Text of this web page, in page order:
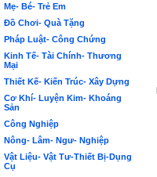
Mẹ- Bé- Trẻ Em
Đồ Chơi- Quà Tặng
Pháp Luật- Công Chứng
Kinh Tế- Tài Chính- Thương
Mại
Thiết Kế- Kiến Trúc- Xây Dựng
Cơ Khí- Luyện Kim- Khoáng
Sản
Công Nghiệp
Nông- Lâm- Ngư- Nghiệp
Vật Liệu- Vật Tư-Thiết Bị-Dụng
Cụ